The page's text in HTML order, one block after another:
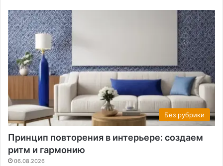
Без рубрики
Принцип повторения в интерьере: создаем
ритм и гармонию
06.08.2026